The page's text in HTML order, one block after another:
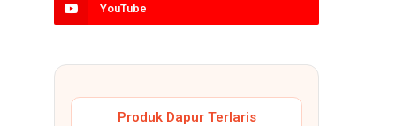
YouTube
Produk Dapur Terlaris